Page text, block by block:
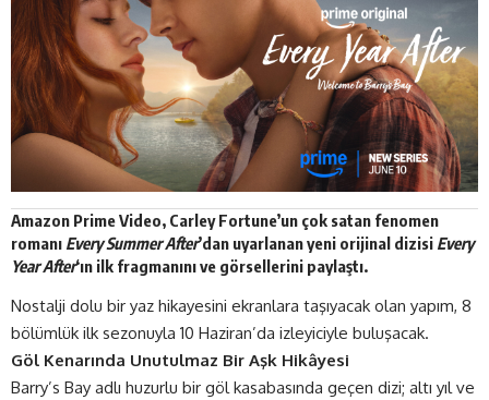
Amazon Prime Video, Carley Fortune’un çok satan fenomen
romanı Every Summer After’dan uyarlanan yeni orijinal dizisi Every
Year After‘ın ilk fragmanını ve görsellerini paylaştı.
Nostalji dolu bir yaz hikayesini ekranlara taşıyacak olan yapım, 8
bölümlük ilk sezonuyla 10 Haziran’da izleyiciyle buluşacak.
Göl Kenarında Unutulmaz Bir Aşk Hikâyesi
Barry’s Bay adlı huzurlu bir göl kasabasında geçen dizi; altı yıl ve